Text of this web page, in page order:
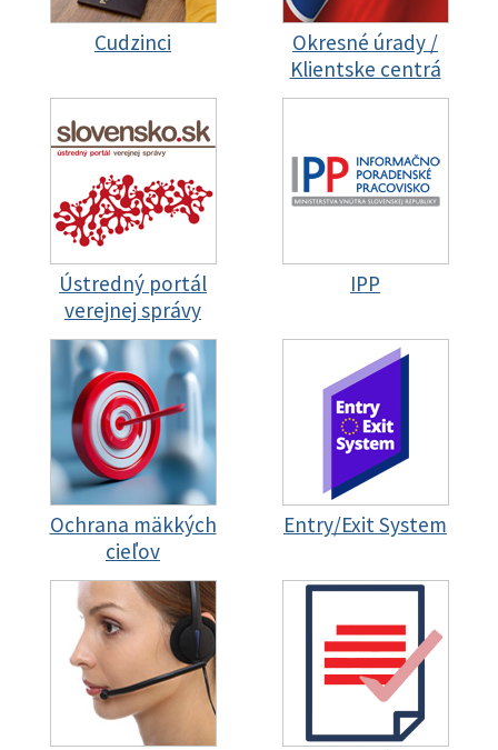
Cudzinci
Okresné úrady /
Klientske centrá
Ústredný portál
verejnej správy
IPP
Ochrana mäkkých
cieľov
Entry/Exit System